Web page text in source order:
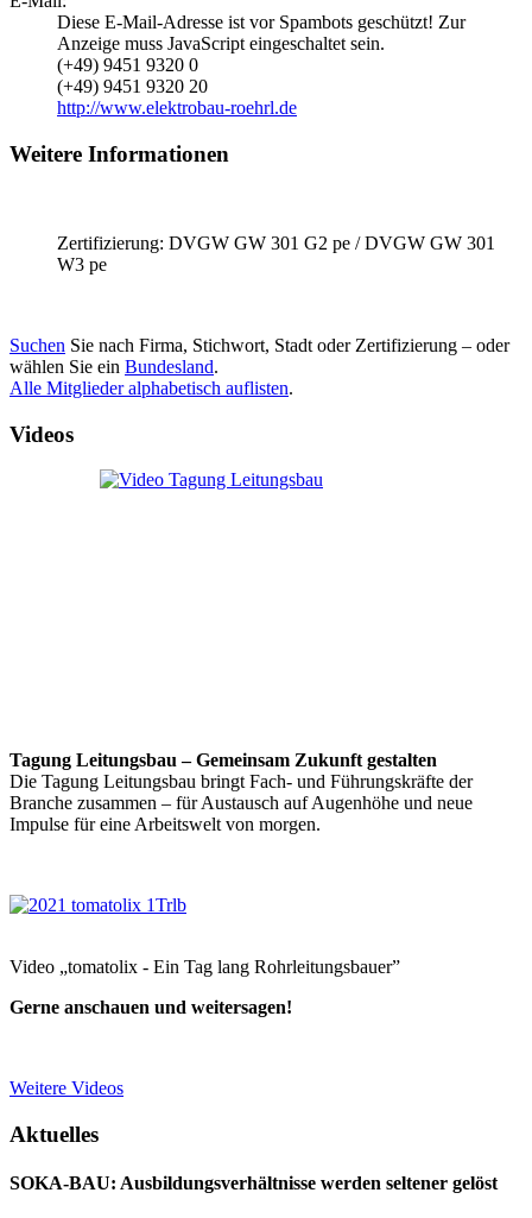
Diese E-Mail-Adresse ist vor Spambots geschützt! Zur
Anzeige muss JavaScript eingeschaltet sein.
(+49) 9451 9320 0
(+49) 9451 9320 20
http://www.elektrobau-roehrl.de
Weitere Informationen
Zertifizierung: DVGW GW 301 G2 pe / DVGW GW 301
W3 pe
Suchen Sie nach Firma, Stichwort, Stadt oder Zertifizierung – oder
wählen Sie ein Bundesland.
Alle Mitglieder alphabetisch auflisten.
Videos
Tagung Leitungsbau – Gemeinsam Zukunft gestalten
Die Tagung Leitungsbau bringt Fach- und Führungskräfte der
Branche zusammen – für Austausch auf Augenhöhe und neue
Impulse für eine Arbeitswelt von morgen.
Video „tomatolix - Ein Tag lang Rohrleitungsbauer”
Gerne anschauen und weitersagen!
Weitere Videos
Aktuelles
SOKA-BAU: Ausbildungsverhältnisse werden seltener gelöst